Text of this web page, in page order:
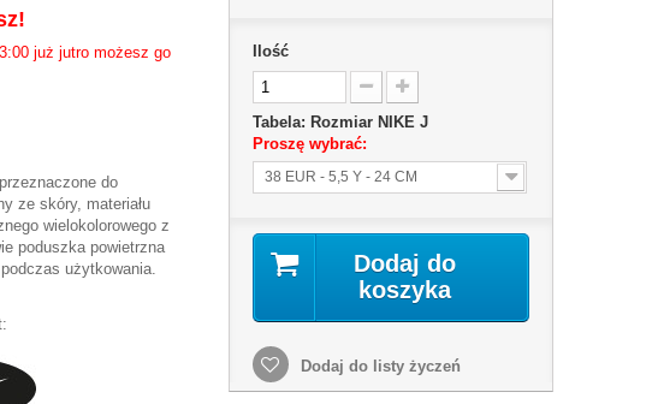
już jutro możesz go
do
ze skóry, materiału
wielokolorowego z
poduszka powietrzna
użytkowania.
Ilość
Tabela: Rozmiar NIKE J
Proszę wybrać:
38 EUR - 5,5 Y - 24 CM
Dodaj do
koszyka
Dodaj do listy życzeń